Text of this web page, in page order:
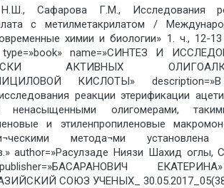
Сафарова Г.М., Исследования
с метилметакрилатом /
химии и биологии» 1. ч., 12-
type=»book» name=»СИНТЕЗ И
АКТИВНЫХ
КИСЛОТЫ» description=»В
реакции этерификации
ненасыщенными олигомерами,
и этиленпропиленовые
метода¬ми установлена
author=»Расулзаде Ниязи Шахид оглы,
ЕКАТЕРИНА»
СОЮЗ УЧЕНЫХ_